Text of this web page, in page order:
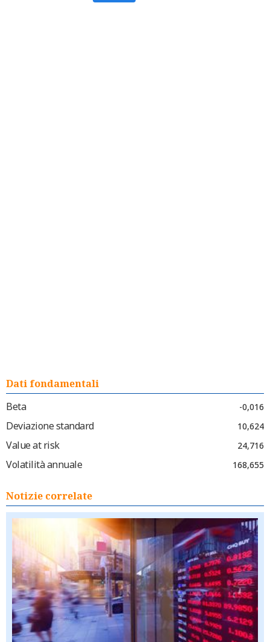
Dati fondamentali
Beta
-0,016
Deviazione standard 10,624
Value at risk 24,716
Volatilità annuale 168,655
Notizie correlate